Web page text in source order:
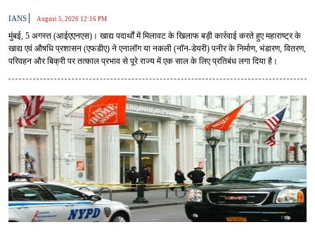
IANS | August 5, 2026 12:16 PM
मुंबई, 5 अगस्त (आईएएनएस)। खाद्य पदार्थों में मिलावट के खिलाफ बड़ी कार्रवाई करते हुए महाराष्ट्र के
खाद्य एवं औषधि प्रशासन (एफडीए) ने एनालॉग या नकली (नॉन-डेयरी) पनीर के निर्माण, भंडारण, वितरण,
परिवहन और बिक्री पर तत्काल प्रभाव से पूरे राज्य में एक साल के लिए प्रतिबंध लगा दिया है।